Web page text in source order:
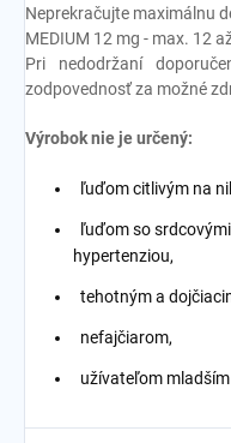
Neprekračujte maximálnu
MEDIUM 12 mg - max. 12
Pri nedodržaní
zodpovednosť za možné
Výrobok nie je určený:
ľuďom citlivým na
ľuďom so
hypertenziou,
tehotným a
nefajčiarom,
užívateľom